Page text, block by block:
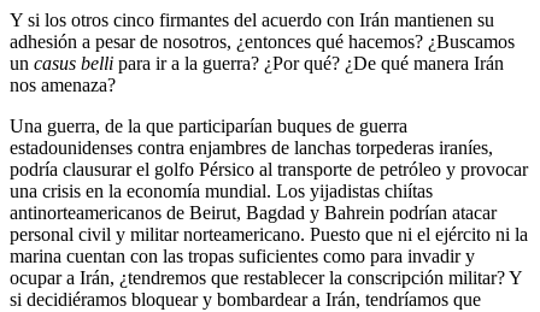
Y si los otros cinco firmantes del acuerdo con Irán mantienen su
adhesión a pesar de nosotros, ¿entonces qué hacemos? ¿Buscamos
un casus belli para ir a la guerra? ¿Por qué? ¿De qué manera Irán
nos amenaza?
Una guerra, de la que participarían buques de guerra
estadounidenses contra enjambres de lanchas torpederas iraníes,
podría clausurar el golfo Pérsico al transporte de petróleo y provocar
una crisis en la economía mundial. Los yijadistas chiítas
antinorteamericanos de Beirut, Bagdad y Bahrein podrían atacar
personal civil y militar norteamericano. Puesto que ni el ejército ni la
marina cuentan con las tropas suficientes como para invadir y
ocupar a Irán, ¿tendremos que restablecer la conscripción militar? Y
si decidiéramos bloquear y bombardear a Irán, tendríamos que